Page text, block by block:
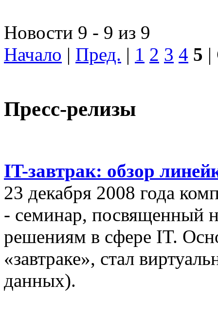
Новости 9 - 9 из 9
Начало | Пред. | 1 2 3 4 5 |
Пресс-релизы
IT-завтрак: обзор
23 декабря 2008 года
- семинар, посвященный
решениям в сфере IT.
«завтраке», стал
данных).